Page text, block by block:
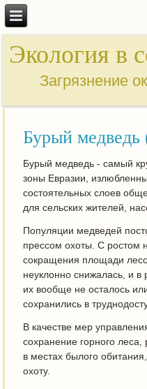
Экология в
Загрязнение
Бурый медведь
Бурый медведь - самый
зоны Евразии,
состоятельных слоев
для сельских жителей,
Популяции медведей
прессом охоты. С ростом
сокращения площади
неуклонно снижалась, и
их вообще не осталось
сохранились в
В качестве мер
сохранение горного
в местах былого
охоту.